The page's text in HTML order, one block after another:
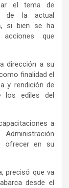
el tema de
de la actual
si bien se ha
acciones que
dirección a su
finalidad el
y rendición de
los ediles del
a
ofrecer en su
precisó que va
desde el